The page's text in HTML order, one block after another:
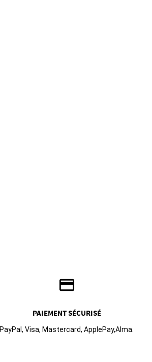
credit_card
PAIEMENT SÉCURISÉ
PayPal, Visa, Mastercard, ApplePay,Alma.